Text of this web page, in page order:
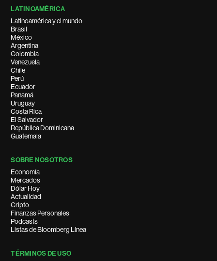
LATINOAMÉRICA
Latinoamérica y el mundo
Brasil
México
Argentina
Colombia
Venezuela
Chile
Perú
Ecuador
Panamá
Uruguay
Costa Rica
El Salvador
República Dominicana
Guatemala
SOBRE NOSOTROS
Economía
Mercados
Dólar Hoy
Actualidad
Cripto
Finanzas Personales
Podcasts
Listas de Bloomberg Línea
TÉRMINOS DE USO